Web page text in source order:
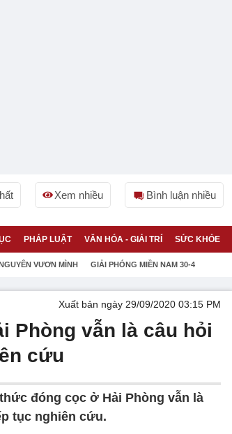
Xem nhiều Bình luận nhiều
PHÁP LUẬT VĂN HÓA - GIẢI TRÍ SỨC KHỎE
VƯƠN MÌNH GIẢI PHÓNG MIỀN NAM 30-4
Xuất bản ngày 29/09/2020 03:15 PM
Phòng vẫn là câu hỏi
cứu
đóng cọc ở Hải Phòng vẫn là
tục nghiên cứu.